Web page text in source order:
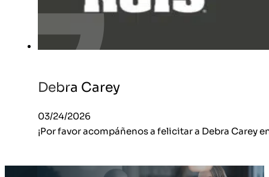
Debra Carey
03/24/2026
¡Por favor acompáñenos a felicitar a Debra Carey